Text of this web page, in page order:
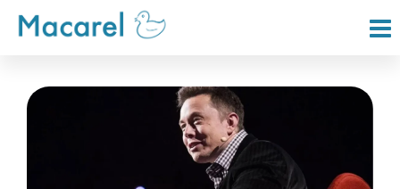
Passer